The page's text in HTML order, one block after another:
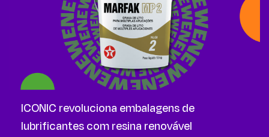
ICONIC revoluciona embalagens de
lubrificantes com resina renovável